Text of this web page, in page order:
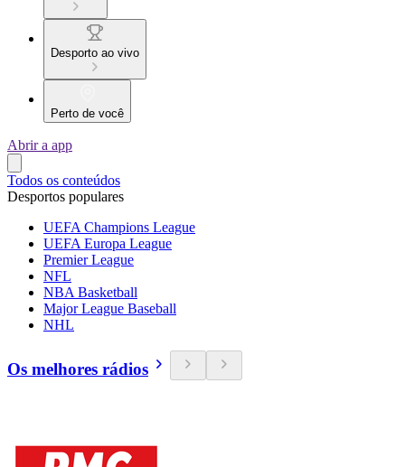
Desporto ao vivo
Perto de você
Abrir a app
Todos os conteúdos
Desportos populares
UEFA Champions League
UEFA Europa League
Premier League
NFL
NBA Basketball
Major League Baseball
NHL
Os melhores rádios